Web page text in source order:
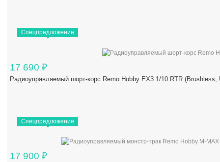
Спецпредложение
17 690 ₽
Радиоуправляемый шорт-корс Remo Hobby EX3 1/10 RTR
Спецпредложение
17 900 ₽